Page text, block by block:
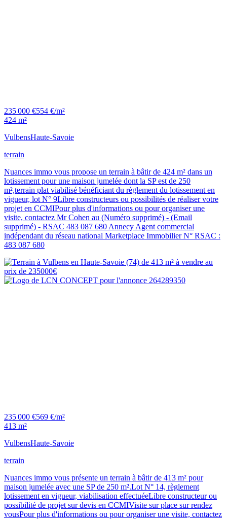
235 000 €554 €/m²
424 m²
VulbensHaute-Savoie
terrain
Nuances immo vous propose un terrain à bâtir de 424 m² dans un
lotissement pour une maison jumelée dont la SP est de 250
m²,terrain plat viabilisé bénéficiant du règlement du lotissement en
vigueur, lot N° 9Libre constructeurs ou possibilités de réaliser votre
projet en CCMIPour plus d'informations ou pour organiser une
visite, contactez Mr Cohen au (Numéro supprimé) - (Email
supprimé) - RSAC 483 087 680 Annecy Agent commercial
indépendant du réseau national Marketplace Immobilier N° RSAC :
483 087 680
235 000 €569 €/m²
413 m²
VulbensHaute-Savoie
terrain
Nuances immo vous présente un terrain à bâtir de 413 m² pour
maison jumelée avec une SP de 250 m².Lot N° 14, règlement
lotissement en vigueur, viabilisation effectuéeLibre constructeur ou
possibilité de projet sur devis en CCMIVisite sur place sur rendez
vousPour plus d'informations ou pour organiser une visite, contactez